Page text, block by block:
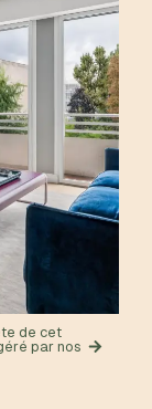
de cet
par nos